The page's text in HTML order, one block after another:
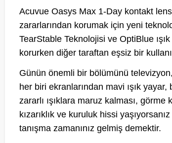
Acuvue Oasys Max 1-Day kontakt
zararlarından korumak için yeni
TearStable Teknolojisi ve OptiBlue
korurken diğer taraftan eşsiz bir
Günün önemli bir bölümünü
her biri ekranlarından mavi ışık
zararlı ışıklara maruz kalması,
kızarıklık ve kuruluk hissi
tanışma zamanınız gelmiş demektir.